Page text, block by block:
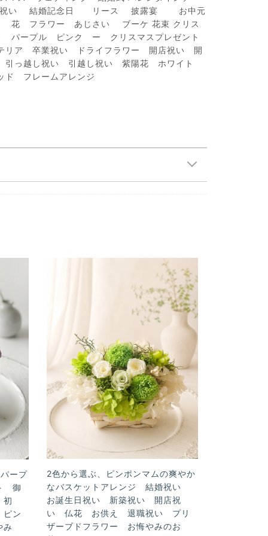
祝い 結婚記念日 リース 披露宴 お中元
フラワー あじさい ブーケ 花束 クリス
ープル ピンク ー クリスマスプレゼント
テリア 卒業祝い ドライフラワー 開店祝い 開
っ越し祝い 引越し祝い 紫陽花 ホワイト
フレームアレンジ
ープ
御
ン
み
2色から選ぶ、ピンポンマムの爽やか
なバスケットアレンジ 結婚祝い
お誕生日祝い 新築祝い 開店祝
い 仏花 お供え 退職祝い プリ
ザーブドフラワー お悔やみのお